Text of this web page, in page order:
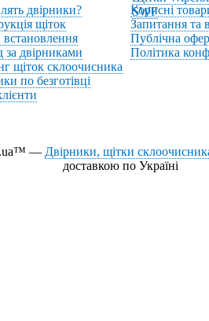
SWF
двірники?
щіток
за двірниками
щіток склоочисника
по безготівці
Корисні
Запитання та
Публічна
Політика
— Двірники, щітки
доставкою по Україні